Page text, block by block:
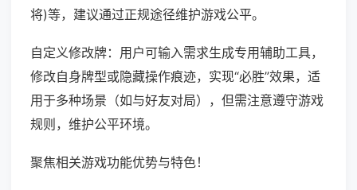
将)等，建议通过正规途径维护游戏公平。
自定义修改牌：用户可输入需求生成专用辅助工具，
修改自身牌型或隐藏操作痕迹，实现“必胜”效果，适
用于多种场景（如与好友对局），但需注意遵守游戏
规则，维护公平环境。
聚焦相关游戏功能优势与特色！